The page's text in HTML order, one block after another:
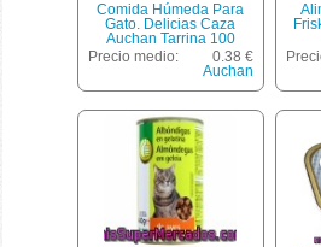
Comida Húmeda Para
Gato. Delicias Caza
Auchan Tarrina 100
Gramos
Precio medio:
0.38 €
Auchan